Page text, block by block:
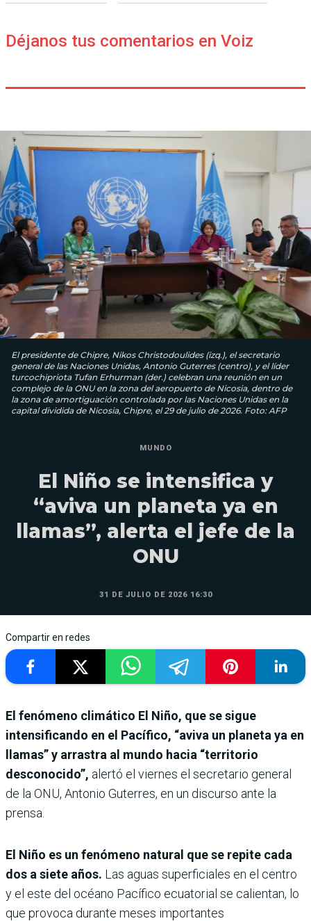
Déjanos tus comentarios en Voiz
El presidente de Chipre, Nikos Christodoulides (izq.), el secretario
general de las Naciones Unidas, Antonio Guterres (centro), y el líder
turcochipriota Tufan Erhurman (der.) celebran una reunión en un
complejo de la ONU en la zona del aeropuerto de Nicosia, dentro de
la zona de amortiguación controlada por las Naciones Unidas en la
capital dividida de Nicosia, Chipre, el 29 de julio de 2026. Foto: AFP
MUNDO
El Niño se intensifica y
“aviva un planeta ya en
llamas”, alerta el jefe de la
ONU
31 DE JULIO DE 2026 16:30
Compartir en redes
El fenómeno climático El Niño, que se sigue
intensificando en el Pacífico, “aviva un planeta ya en
llamas” y arrastra al mundo hacia “territorio
desconocido”, alertó el viernes el secretario general
de la ONU, Antonio Guterres, en un discurso ante la
prensa.
El Niño es un fenómeno natural que se repite cada
dos a siete años. Las aguas superficiales en el centro
y el este del océano Pacífico ecuatorial se calientan, lo
que provoca durante meses importantes